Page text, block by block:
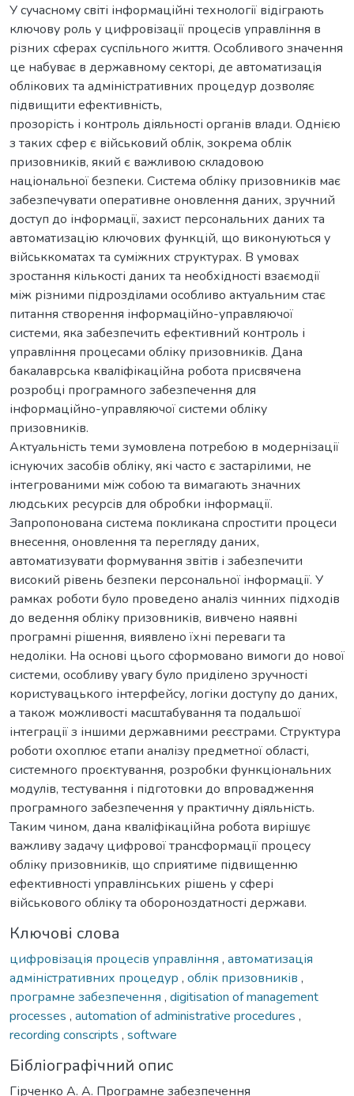
У сучасному світі інформаційні технології відіграють
ключову роль у цифровізації процесів управління в
різних сферах суспільного життя. Особливого значення
це набуває в державному секторі, де автоматизація
облікових та адміністративних процедур дозволяє
підвищити ефективність,
прозорість і контроль діяльності органів влади. Однією
з таких сфер є військовий облік, зокрема облік
призовників, який є важливою складовою
національної безпеки. Система обліку призовників має
забезпечувати оперативне оновлення даних, зручний
доступ до інформації, захист персональних даних та
автоматизацію ключових функцій, що виконуються у
військкоматах та суміжних структурах. В умовах
зростання кількості даних та необхідності взаємодії
між різними підрозділами особливо актуальним стає
питання створення інформаційно-управляючої
системи, яка забезпечить ефективний контроль і
управління процесами обліку призовників. Дана
бакалаврська кваліфікаційна робота присвячена
розробці програмного забезпечення для
інформаційно-управляючої системи обліку
призовників.
Актуальність теми зумовлена потребою в модернізації
існуючих засобів обліку, які часто є застарілими, не
інтегрованими між собою та вимагають значних
людських ресурсів для обробки інформації.
Запропонована система покликана спростити процеси
внесення, оновлення та перегляду даних,
автоматизувати формування звітів і забезпечити
високий рівень безпеки персональної інформації. У
рамках роботи було проведено аналіз чинних підходів
до ведення обліку призовників, вивчено наявні
програмні рішення, виявлено їхні переваги та
недоліки. На основі цього сформовано вимоги до нової
системи, особливу увагу було приділено зручності
користувацького інтерфейсу, логіки доступу до даних,
а також можливості масштабування та подальшої
інтеграції з іншими державними реєстрами. Структура
роботи охоплює етапи аналізу предметної області,
системного проєктування, розробки функціональних
модулів, тестування і підготовки до впровадження
програмного забезпечення у практичну діяльність.
Таким чином, дана кваліфікаційна робота вирішує
важливу задачу цифрової трансформації процесу
обліку призовників, що сприятиме підвищенню
ефективності управлінських рішень у сфері
військового обліку та обороноздатності держави.
Ключові слова
цифровізація процесів управління , автоматизація
адміністративних процедур , облік призовників ,
програмне забезпечення , digitisation of management
processes , automation of administrative procedures ,
recording conscripts , software
Бібліографічний опис
Гірченко А. А. Програмне забезпечення